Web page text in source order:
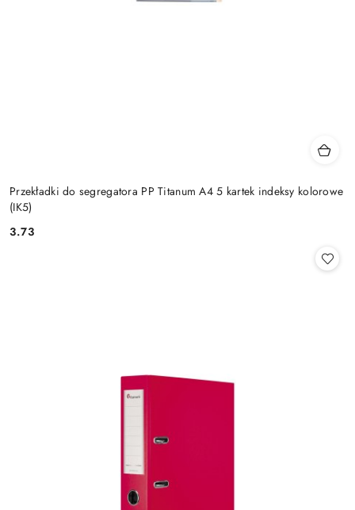
Przekładki do segregatora PP Titanum A4 5 kartek indeksy kolorowe
(IK5)
Cena:
3.73